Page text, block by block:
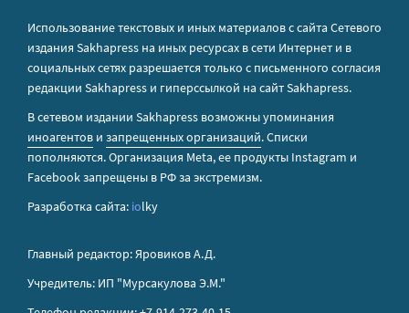
Использование текстовых и иных материалов с сайта Сетевого
издания Sakhapress на иных ресурсах в сети Интернет и в
социальных сетях разрешается только с письменного согласия
редакции Sakhapress и гиперссылкой на сайт Sakhapress.
В сетевом издании Sakhapress возможны упоминания
иноагентов и запрещенных организаций. Списки
пополняются. Организация Metа, ее продукты Instagram и
Facebook запрещены в РФ за экстремизм.
Разработка сайта: iolky
Главный редактор: Яровиков А.Д.
Учредитель: ИП "Мурсакулова Э.М."